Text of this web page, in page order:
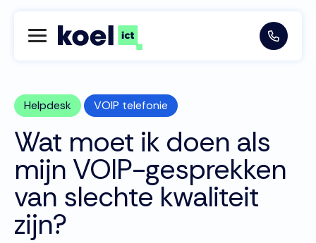
Helpdesk VOIP telefonie
Wat moet ik doen als
mijn VOIP-gesprekken
van slechte kwaliteit
zijn?